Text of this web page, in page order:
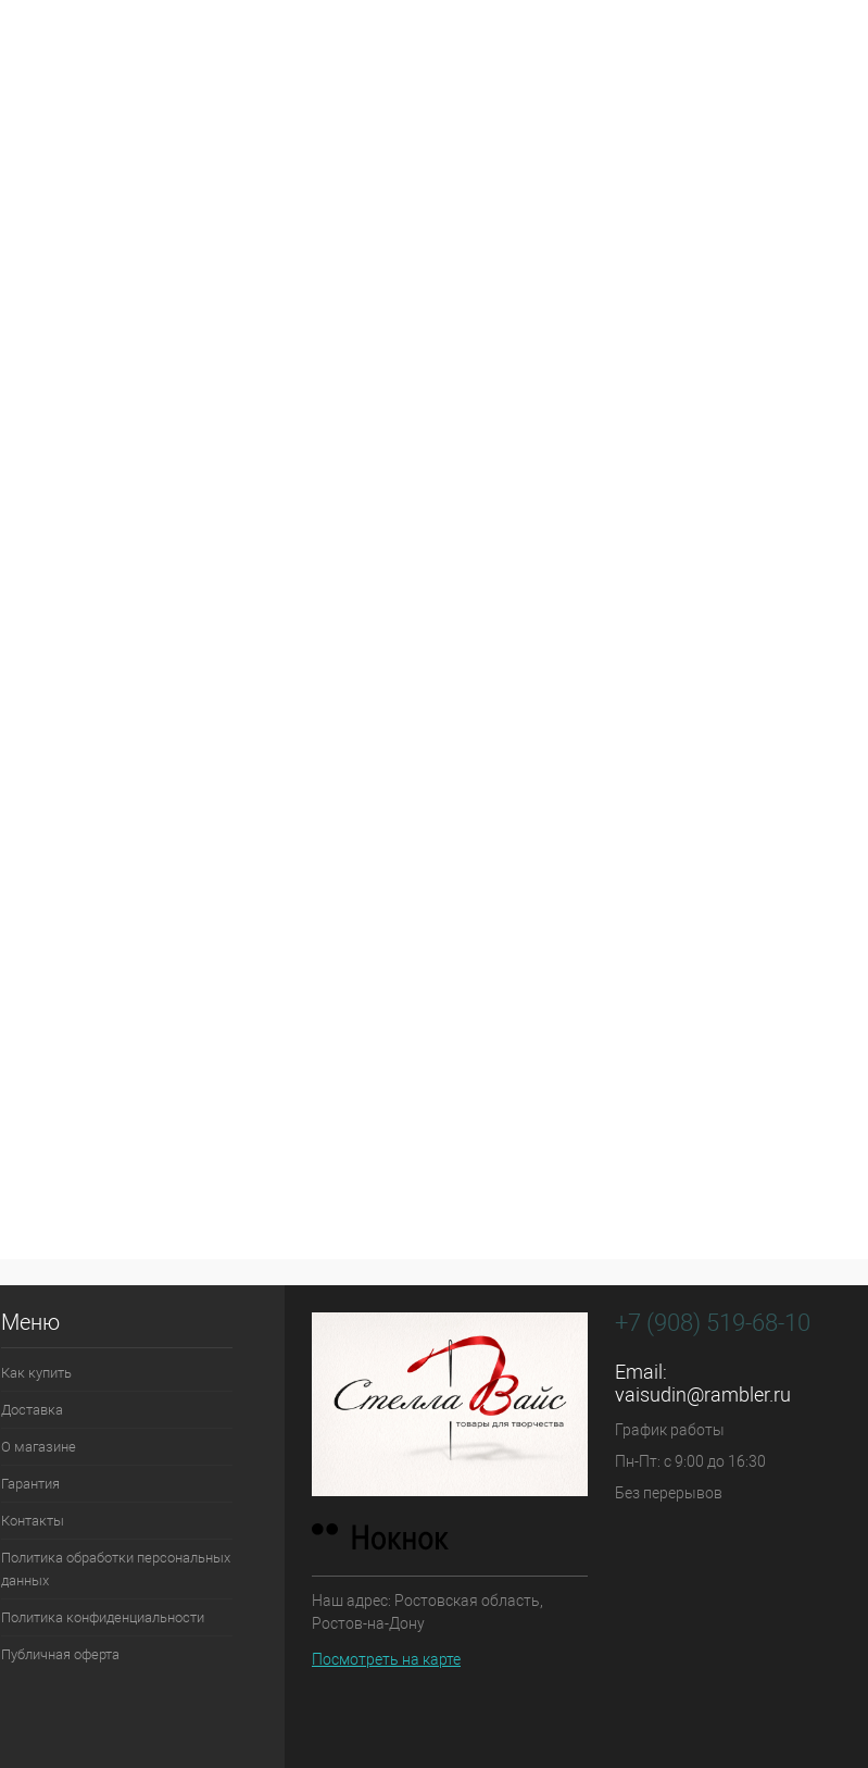
Меню
Как купить
Доставка
О магазине
Гарантия
Контакты
Политика обработки персональных
данных
Политика конфиденциальности
Публичная оферта
Наш адрес: Ростовская область,
Ростов-на-Дону
Посмотреть на карте
+7 (908) 519-68-10
Email:
vaisudin@rambler.ru
График работы
Пн-Пт: с 9:00 до 16:30
Без перерывов